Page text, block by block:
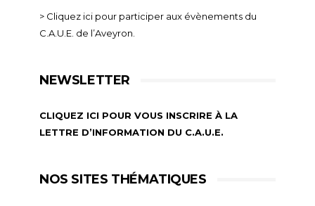
> Cliquez ici pour participer aux évènements du
C.A.U.E. de l’Aveyron.
NEWSLETTER
CLIQUEZ ICI POUR VOUS INSCRIRE À LA
LETTRE D’INFORMATION DU C.A.U.E.
NOS SITES THÉMATIQUES